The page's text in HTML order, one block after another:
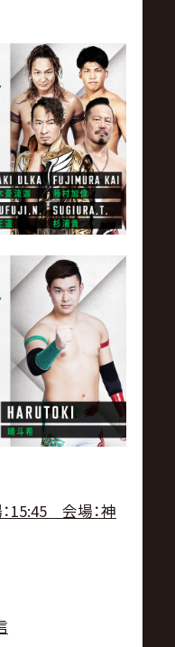
15:45 会場：神